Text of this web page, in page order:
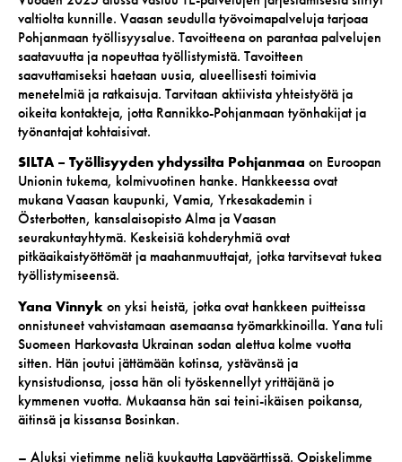
valtiolta kunnille. Vaasan seudulla työvoimapalveluja tarjoaa
Pohjanmaan työllisyysalue. Tavoitteena on parantaa palvelujen
saatavuutta ja nopeuttaa työllistymistä. Tavoitteen
saavuttamiseksi haetaan uusia, alueellisesti toimivia
menetelmiä ja ratkaisuja. Tarvitaan aktiivista yhteistyötä ja
oikeita kontakteja, jotta Rannikko-Pohjanmaan työnhakijat ja
työnantajat kohtaisivat.
SILTA – Työllisyyden yhdyssilta Pohjanmaa on Euroopan
Unionin tukema, kolmivuotinen hanke. Hankkeessa ovat
mukana Vaasan kaupunki, Vamia, Yrkesakademin i
Österbotten, kansalaisopisto Alma ja Vaasan
seurakuntayhtymä. Keskeisiä kohderyhmiä ovat
pitkäaikaistyöttömät ja maahanmuuttajat, jotka tarvitsevat tukea
työllistymiseensä.
Yana Vinnykon yksi heistä, jotka ovat hankkeen puitteissa
onnistuneet vahvistamaan asemaansa työmarkkinoilla. Yana tuli
Suomeen Harkovasta Ukrainan sodan alettua kolme vuotta
sitten. Hän joutui jättämään kotinsa, ystävänsä ja
kynsistudionsa, jossa hän oli työskennellyt yrittäjänä jo
kymmenen vuotta. Mukaansa hän sai teini-ikäisen poikansa,
äitinsä ja kissansa Bosinkan.
– Aluksi vietimme neljä kuukautta Lapväärttissä. Opiskelimme